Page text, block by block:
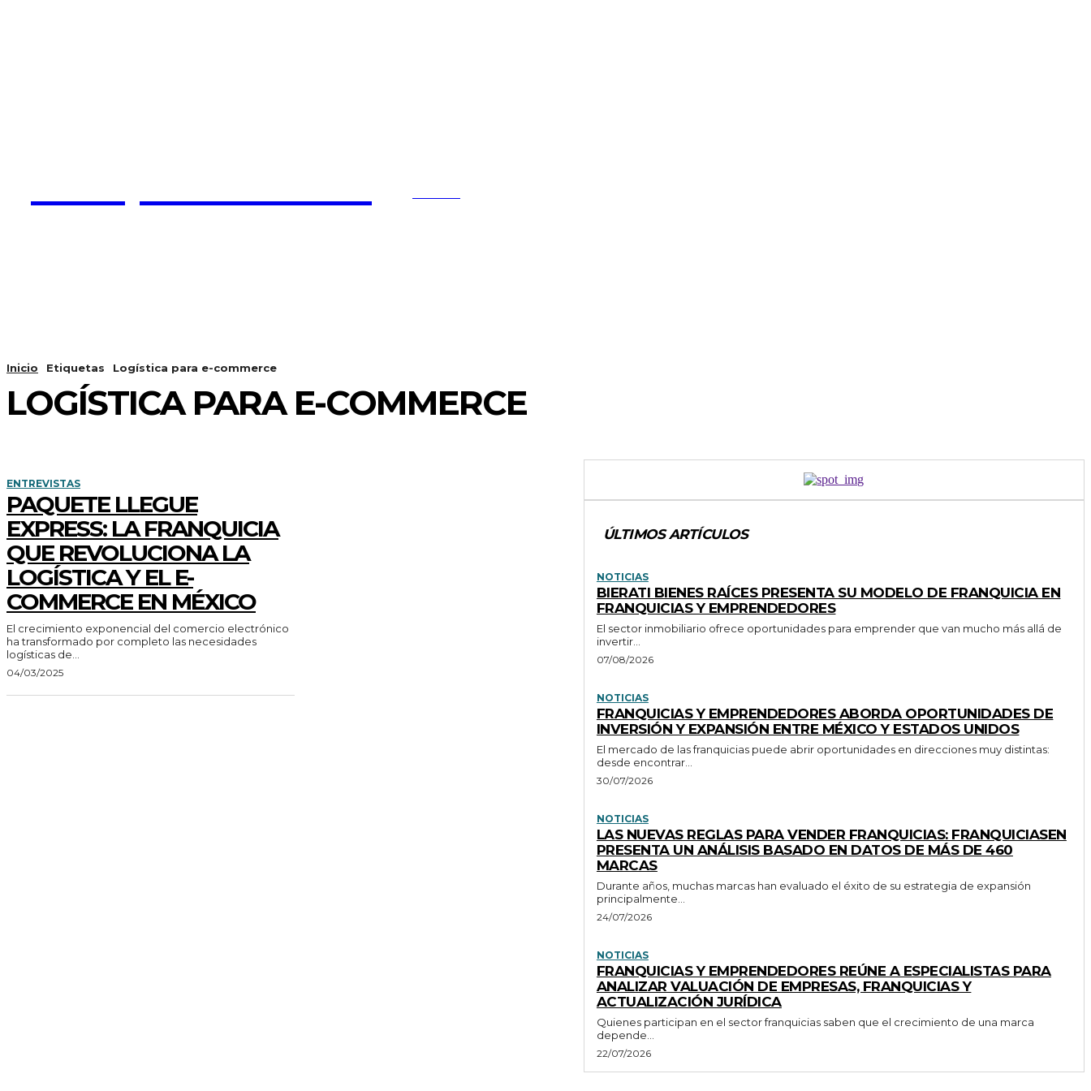
Inicio Etiquetas Logística para e-commerce
LOGÍSTICA PARA E-COMMERCE
ENTREVISTAS
PAQUETE LLEGUE
EXPRESS: LA FRANQUICIA
QUE REVOLUCIONA LA
LOGÍSTICA Y EL E-
COMMERCE EN MÉXICO
El crecimiento exponencial del comercio electrónico
ha transformado por completo las necesidades
logísticas de...
04/03/2025
ÚLTIMOS ARTÍCULOS
NOTICIAS
BIERATI BIENES RAÍCES PRESENTA SU MODELO DE FRANQUICIA EN
FRANQUICIAS Y EMPRENDEDORES
El sector inmobiliario ofrece oportunidades para emprender que van mucho más allá de
invertir...
07/08/2026
NOTICIAS
FRANQUICIAS Y EMPRENDEDORES ABORDA OPORTUNIDADES DE
INVERSIÓN Y EXPANSIÓN ENTRE MÉXICO Y ESTADOS UNIDOS
El mercado de las franquicias puede abrir oportunidades en direcciones muy distintas:
desde encontrar...
30/07/2026
NOTICIAS
LAS NUEVAS REGLAS PARA VENDER FRANQUICIAS: FRANQUICIASEN
PRESENTA UN ANÁLISIS BASADO EN DATOS DE MÁS DE 460
MARCAS
Durante años, muchas marcas han evaluado el éxito de su estrategia de expansión
principalmente...
24/07/2026
NOTICIAS
FRANQUICIAS Y EMPRENDEDORES REÚNE A ESPECIALISTAS PARA
ANALIZAR VALUACIÓN DE EMPRESAS, FRANQUICIAS Y
ACTUALIZACIÓN JURÍDICA
Quienes participan en el sector franquicias saben que el crecimiento de una marca
depende...
22/07/2026